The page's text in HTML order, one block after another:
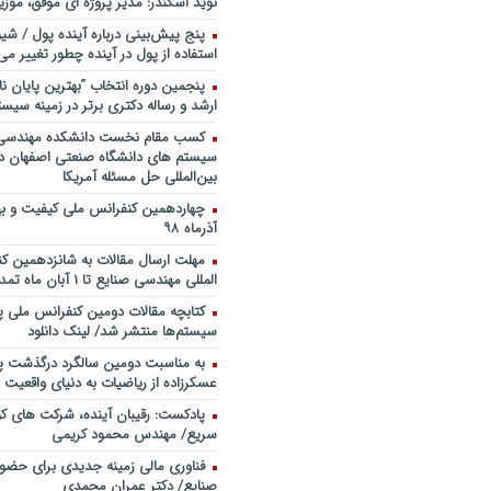
خندوانه
سخنرانی دکتر دیواندری در
بانکداری / کنفرانس ملی توسعه
بانکی
سخنرانی دکتر علیرضا فیض بخش با
پژوهی نظام بانکداری / ۹ بهمن ماه ۹۲
پنج پیش‌بینی درباره آینده پول /
استفاده از پول در آینده چطور تغییر
پنجمین دورۀ انتخاب “بهترین پایان
ارشد و رساله دکتری برتر در زمینه
کسب مقام نخست دانشکده
سیستم های دانشگاه صنعتی اصفهان
بین‌المللی حل مسئله آمریکا
آذرماه ۹۸
مهلت ارسال مقالات به شانزدهمین
المللی مهندسی صنایع تا ۱ آبان ماه تمدید شد.
کتابچه مقالات دومین کنفرانس ملی
سیستم‌ها منتشر شد/ لینک دانلود
به مناسبت دومین سالگرد درگذشت
عسکرزاده از ریاضیات به دنیای
پادکست: رقیبان آینده، شرکت های
سریع/ مهندس محمود کریمی
فناوری مالی زمینه جدیدی برای
صنایع/ دکتر عمران محمدی